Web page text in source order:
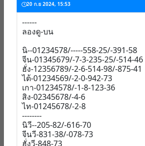
20 ก.ย 2024, 15:53
------
ลองดู-บน
นิ--01234578/-----558-25/-391-58
จีน-01345679/-7-3-235-25/-514-46
ฮั่ง-12356789/-2-6-514-98/-875-41
ไต้-01234569/-2-0-942-73
เกา-01234578/-1-8-123-36
สิง-02345678/-4-6
ไท-01245678/-2-8
--------
นิวี--205-82/-616-70
จีนวี-831-38/-078-73
ฮั่งวี-848-73